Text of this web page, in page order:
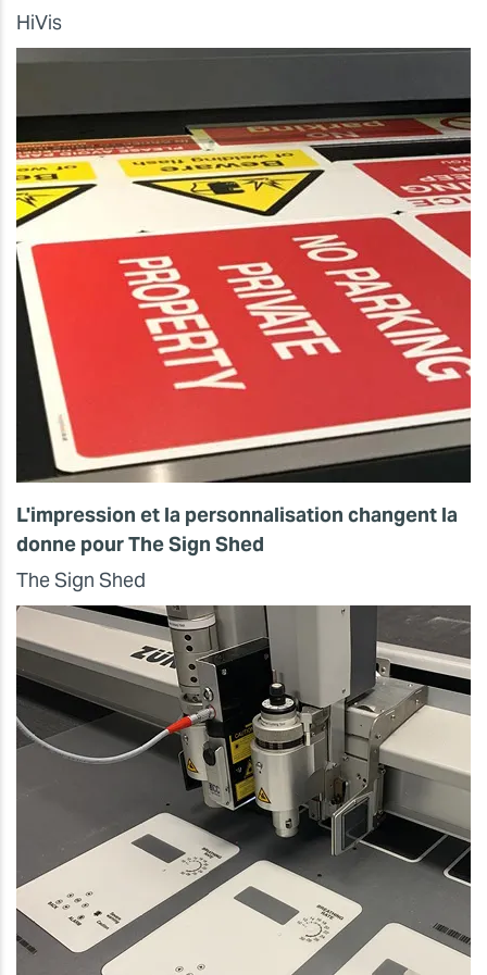
HiVis
L'impression et la personnalisation changent la
donne pourThe Sign Shed
The Sign Shed